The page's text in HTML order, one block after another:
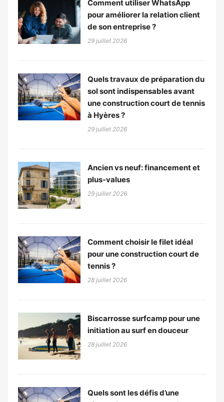
Comment utiliser WhatsApp
pour améliorer la relation client
de son entreprise ?
29 juillet 2026
Quels travaux de préparation du
sol sont indispensables avant
une construction court de tennis
à Hyères ?
29 juillet 2026
Ancien vs neuf: financement et
plus-values
29 juillet 2026
Comment choisir le filet idéal
pour une construction court de
tennis ?
28 juillet 2026
Biscarrosse surfcamp pour une
initiation au surf en douceur
28 juillet 2026
Quels sont les défis d’une